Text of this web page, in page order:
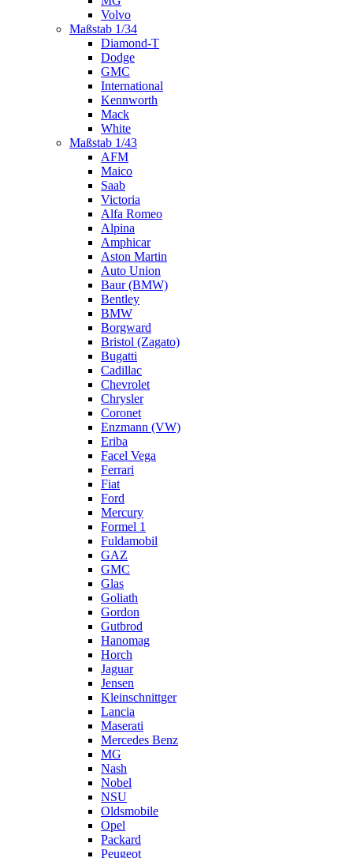
Volvo
Maßstab 1/34
Diamond-T
Dodge
GMC
International
Kennworth
Mack
White
Maßstab 1/43
AFM
Maico
Saab
Victoria
Alfa Romeo
Alpina
Amphicar
Aston Martin
Auto Union
Baur (BMW)
Bentley
BMW
Borgward
Bristol (Zagato)
Bugatti
Cadillac
Chevrolet
Chrysler
Coronet
Enzmann (VW)
Eriba
Facel Vega
Ferrari
Fiat
Ford
Mercury
Formel 1
Fuldamobil
GAZ
GMC
Glas
Goliath
Gordon
Gutbrod
Hanomag
Horch
Jaguar
Jensen
Kleinschnittger
Lancia
Maserati
Mercedes Benz
MG
Nash
Nobel
NSU
Oldsmobile
Opel
Packard
Peugeot